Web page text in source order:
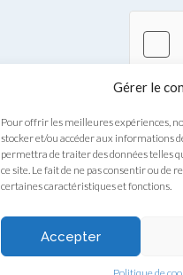
Gérer le
Pour offrir les meilleures expériences,
stocker et/ou accéder aux informations
permettra de traiter des données telles
ce site. Le fait de ne pas consentir ou
certaines caractéristiques et fonctions.
Accepter